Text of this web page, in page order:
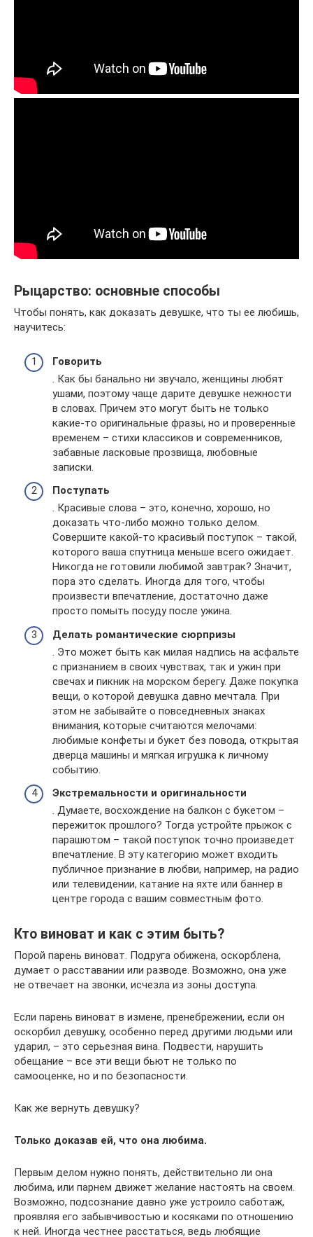
Рыцарство: основные способы
Чтобы понять, как доказать девушке, что ты ее любишь,
научитесь:
Говорить
. Как бы банально ни звучало, женщины любят
ушами, поэтому чаще дарите девушке нежности
в словах. Причем это могут быть не только
какие-то оригинальные фразы, но и проверенные
временем – стихи классиков и современников,
забавные ласковые прозвища, любовные
записки.
Поступать
. Красивые слова – это, конечно, хорошо, но
доказать что-либо можно только делом.
Совершите какой-то красивый поступок – такой,
которого ваша спутница меньше всего ожидает.
Никогда не готовили любимой завтрак? Значит,
пора это сделать. Иногда для того, чтобы
произвести впечатление, достаточно даже
просто помыть посуду после ужина.
Делать романтические сюрпризы
. Это может быть как милая надпись на асфальте
с признанием в своих чувствах, так и ужин при
свечах и пикник на морском берегу. Даже покупка
вещи, о которой девушка давно мечтала. При
этом не забывайте о повседневных знаках
внимания, которые считаются мелочами:
любимые конфеты и букет без повода, открытая
дверца машины и мягкая игрушка к личному
событию.
Экстремальности и оригинальности
. Думаете, восхождение на балкон с букетом –
пережиток прошлого? Тогда устройте прыжок с
парашютом – такой поступок точно произведет
впечатление. В эту категорию может входить
публичное признание в любви, например, на радио
или телевидении, катание на яхте или баннер в
центре города с вашим совместным фото.
Кто виноват и как с этим быть?
Порой парень виноват. Подруга обижена, оскорблена,
думает о расставании или разводе. Возможно, она уже
не отвечает на звонки, исчезла из зоны доступа.
Если парень виноват в измене, пренебрежении, если он
оскорбил девушку, особенно перед другими людьми или
ударил, – это серьезная вина. Подвести, нарушить
обещание – все эти вещи бьют не только по
самооценке, но и по безопасности.
Как же вернуть девушку?
Только доказав ей, что она любима.
Первым делом нужно понять, действительно ли она
любима, или парнем движет желание настоять на своем.
Возможно, подсознание давно уже устроило саботаж,
проявляя его забывчивостью и косяками по отношению
к ней. Иногда честнее расстаться, ведь любящие